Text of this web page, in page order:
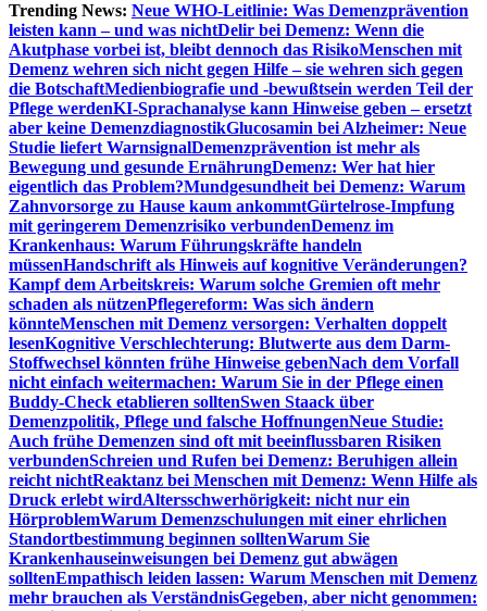
Trending News: Neue WHO-Leitlinie: Was Demenzprävention
leisten kann – und was nichtDelir bei Demenz: Wenn die
Akutphase vorbei ist, bleibt dennoch das RisikoMenschen mit
Demenz wehren sich nicht gegen Hilfe – sie wehren sich gegen
die BotschaftMedienbiografie und -bewußtsein werden Teil der
Pflege werdenKI-Sprachanalyse kann Hinweise geben – ersetzt
aber keine DemenzdiagnostikGlucosamin bei Alzheimer: Neue
Studie liefert WarnsignalDemenzprävention ist mehr als
Bewegung und gesunde ErnährungDemenz: Wer hat hier
eigentlich das Problem?Mundgesundheit bei Demenz: Warum
Zahnvorsorge zu Hause kaum ankommtGürtelrose-Impfung
mit geringerem Demenzrisiko verbundenDemenz im
Krankenhaus: Warum Führungskräfte handeln
müssenHandschrift als Hinweis auf kognitive Veränderungen?
Kampf dem Arbeitskreis: Warum solche Gremien oft mehr
schaden als nützenPflegereform: Was sich ändern
könnteMenschen mit Demenz versorgen: Verhalten doppelt
lesenKognitive Verschlechterung: Blutwerte aus dem Darm-
Stoffwechsel könnten frühe Hinweise gebenNach dem Vorfall
nicht einfach weitermachen: Warum Sie in der Pflege einen
Buddy-Check etablieren solltenSwen Staack über
Demenzpolitik, Pflege und falsche HoffnungenNeue Studie:
Auch frühe Demenzen sind oft mit beeinflussbaren Risiken
verbundenSchreien und Rufen bei Demenz: Beruhigen allein
reicht nichtReaktanz bei Menschen mit Demenz: Wenn Hilfe als
Druck erlebt wirdAltersschwerhörigkeit: nicht nur ein
HörproblemWarum Demenzschulungen mit einer ehrlichen
Standortbestimmung beginnen solltenWarum Sie
Krankenhauseinweisungen bei Demenz gut abwägen
solltenEmpathisch leiden lassen: Warum Menschen mit Demenz
mehr brauchen als VerständnisGegeben, aber nicht genommen: